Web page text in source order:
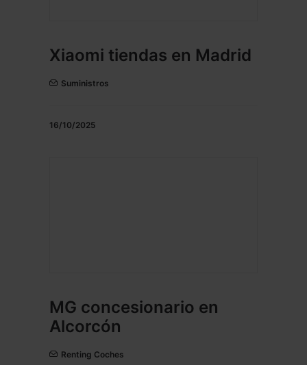
Xiaomi tiendas en Madrid
Suministros
16/10/2025
MG concesionario en
Alcorcón
Renting Coches